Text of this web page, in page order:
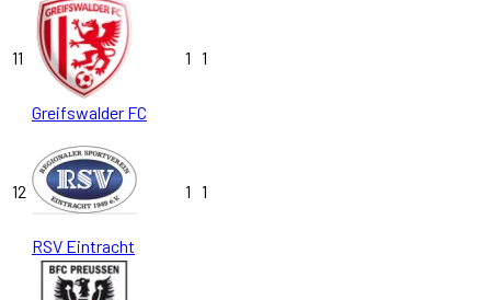
11
Greifswalder FC
1 1
12
RSV Eintracht
1 1